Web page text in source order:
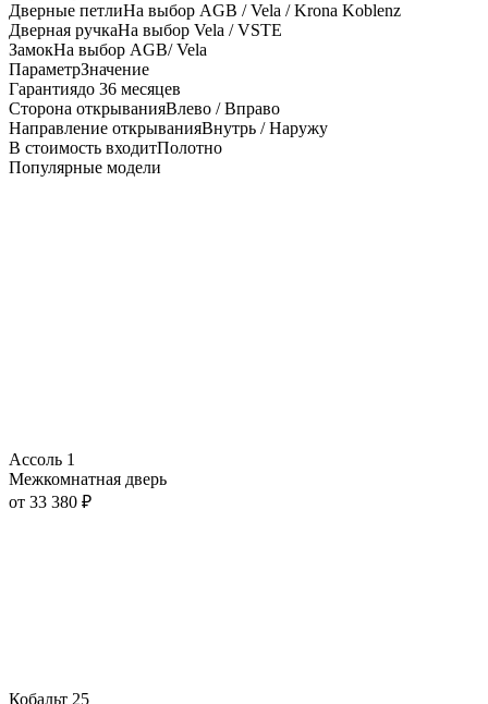
Дверные петлиНа выбор AGB / Vela / Krona Koblenz
Дверная ручкаНа выбор Vela / VSTE
ЗамокНа выбор AGB/ Vela
ПараметрЗначение
Гарантиядо 36 месяцев
Сторона открыванияВлево / Вправо
Направление открыванияВнутрь / Наружу
В стоимость входитПолотно
Популярные модели
Ассоль 1
Межкомнатная дверь
от 33 380 ₽
Кобальт 25